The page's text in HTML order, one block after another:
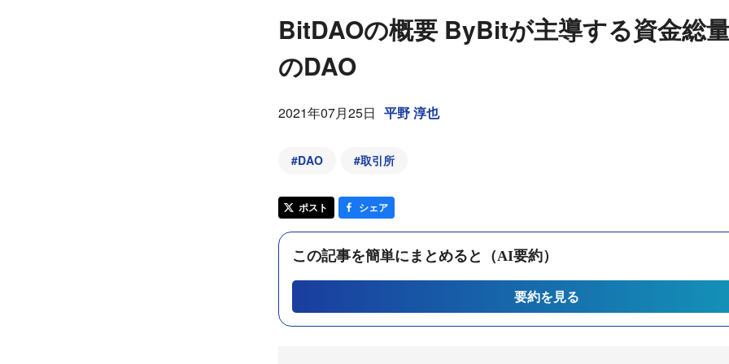
BitDAOの概要 ByBitが主導する資金総
のDAO
2021年07月25日 平野 淳也
#DAO #取引所
ポスト シェア
この記事を簡単にまとめると（AI要約）
要約を見る